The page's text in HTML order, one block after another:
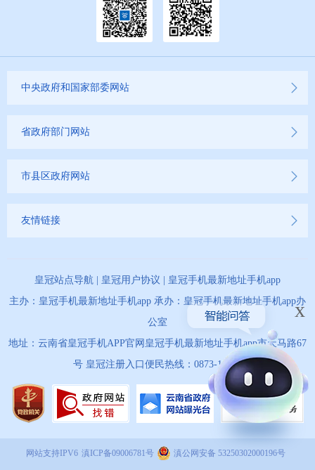
中央政府和国家部委网站
省政府部门网站
市县区政府网站
友情链接
皇冠站点导航 皇冠用户协议
皇冠手机最新地址手机app
主办：皇冠手机最新地址手机app 承办：皇冠手机最新地址手机app办
公室
地址：云南省皇冠手机APP官网皇冠手机最新地址手机app市天马路67
号 皇冠注册入口便民热线：0873-12345
x
网站支持IPV6 滇ICP备09006781号 滇公网安备 53250302000196号